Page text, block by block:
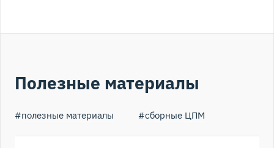
Полезные материалы
#полезные материалы #сборные ЦПМ